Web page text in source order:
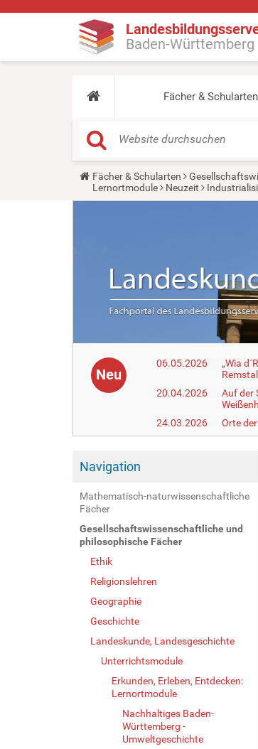
Baden-Württemberg
Fächer & Schularten
Y
u
Fächer & Schularten
Lernortmodule
Neuzeit
Neu
06.05.2026
„Wia
20.04.2026
Auf der
24.03.2026
Orte
Navigation
Mathematisch-naturwissenschaftliche
Fächer
Gesellschaftswissenschaftliche und
philosophische Fächer
Ethik
Religionslehren
Geographie
Geschichte
Landeskunde, Landesgeschichte
Unterrichtsmodule
Erkunden, Erleben, Entdecken:
Lernortmodule
Nachhaltiges Baden-
Württemberg -
Umweltgeschichte